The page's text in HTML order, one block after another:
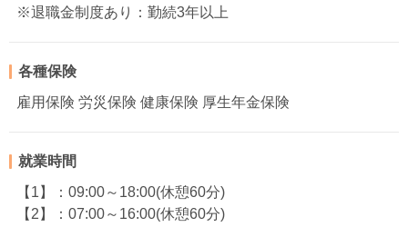
※退職金制度あり：勤続3年以上
各種保険
雇用保険 労災保険 健康保険 厚生年金保険
就業時間
【1】：09:00～18:00(休憩60分)
【2】：07:00～16:00(休憩60分)